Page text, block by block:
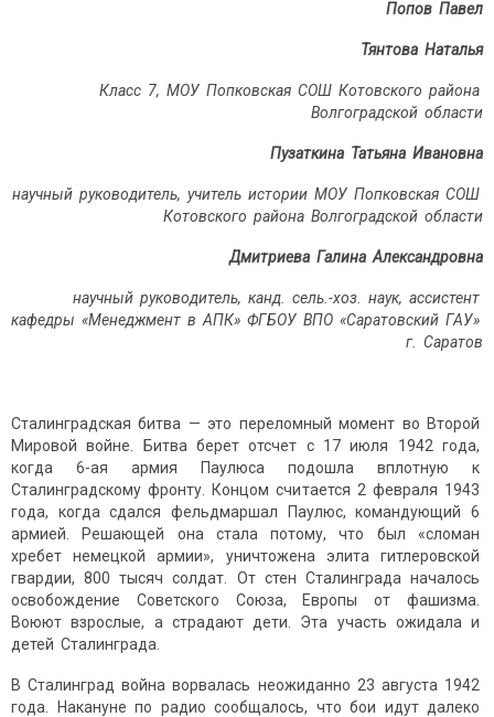
Попов Павел
Тянтова Наталья
Класс 7, МОУ Попковская СОШ Котовского района
Волгоградской области
Пузаткина Татьяна Ивановна
научный руководитель, учитель истории МОУ Попковская СОШ
Котовского района Волгоградской области
Дмитриева Галина Александровна
научный руководитель, канд. сель.-хоз. наук, ассистент
кафедры «Менеджмент в АПК» ФГБОУ ВПО «Саратовский ГАУ»
г. Саратов
Сталинградская битва — это переломный момент во Второй
Мировой войне. Битва берет отсчет с 17 июля 1942 года,
когда 6-ая армия Паулюса подошла вплотную к
Сталинградскому фронту. Концом считается 2 февраля 1943
года, когда сдался фельдмаршал Паулюс, командующий 6
армией. Решающей она стала потому, что был «сломан
хребет немецкой армии», уничтожена элита гитлеровской
гвардии, 800 тысяч солдат. От стен Сталинграда началось
освобождение Советского Союза, Европы от фашизма.
Воюют взрослые, а страдают дети. Эта участь ожидала и
детей Сталинграда.
В Сталинград война ворвалась неожиданно 23 августа 1942
года. Накануне по радио сообщалось, что бои идут далеко